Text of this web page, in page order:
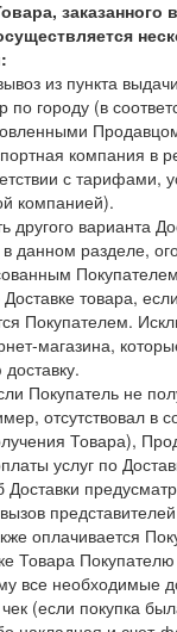
заказанного
из пункта
по городу (в
компания в
с тарифами,
компанией).
другого варианта
данном разделе,
товара,
Покупателем.
магазина,
Покупатель не
отсутствовал в
Товара),
услуг по
Доставки
оплачивается
Товара
все необходимые
(если покупка